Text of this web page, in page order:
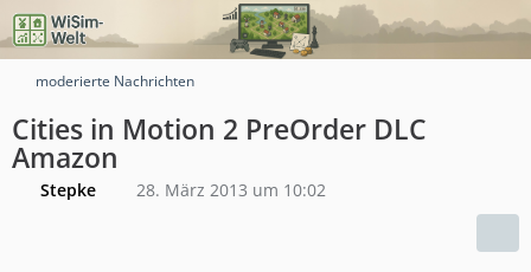
moderierte Nachrichten
Cities in Motion 2 PreOrder DLC
Amazon
Stepke 28. März 2013 um 10:02